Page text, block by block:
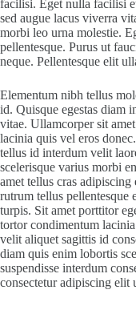
facilisi. Eget nulla facilisi
sed augue lacus viverra
morbi leo urna molestie.
pellentesque. Purus ut
neque. Pellentesque elit
Elementum nibh tellus
id. Quisque egestas diam
vitae. Ullamcorper sit
lacinia quis vel eros
tellus id interdum velit
scelerisque varius morbi
amet tellus cras
rutrum tellus pellentesque
turpis. Sit amet porttitor
tortor condimentum
velit aliquet sagittis id
diam quis enim lobortis
suspendisse interdum
consectetur adipiscing elit